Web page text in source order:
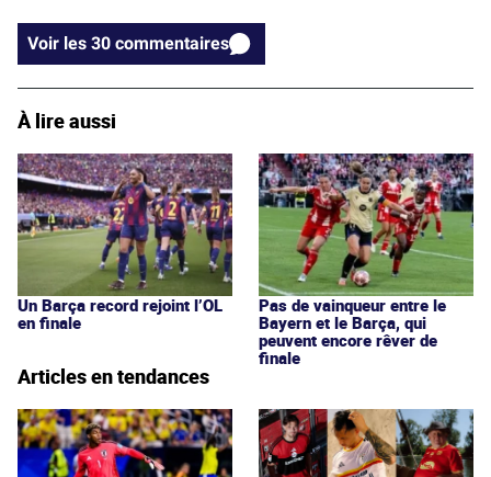
Voir les 30 commentaires
À lire aussi
Un Barça record rejoint l’OL
en finale
Pas de vainqueur entre le
Bayern et le Barça, qui
peuvent encore rêver de
finale
Articles en tendances